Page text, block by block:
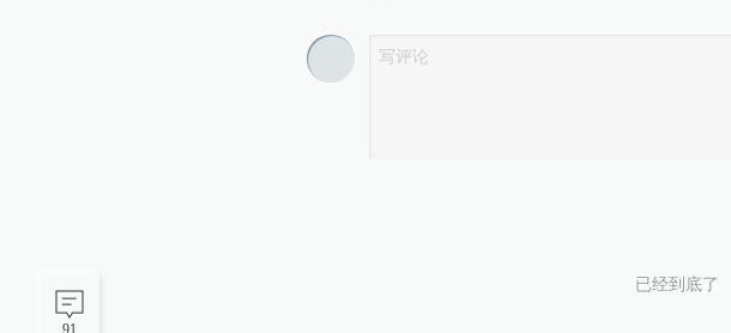
91
已经到底了